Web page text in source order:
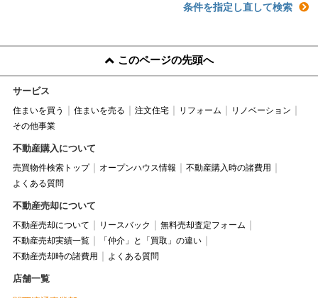
条件を指定し直して検索
このページの先頭へ
サービス
住まいを買う 住まいを売る 注文住宅 リフォーム
リノベーション
その他事業
不動産購入について
売買物件検索トップ オープンハウス情報
不動産購入時の諸費用
よくある質問
不動産売却について
不動産売却について リースバック
無料売却査定フォーム
不動産売却実績一覧
「仲介」と「買取」の違い
不動産売却時の諸費用
よくある質問
店舗一覧